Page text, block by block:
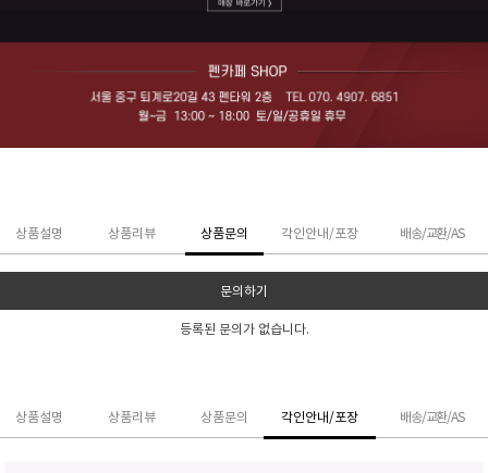
상품설명 상품리뷰 상품문의 각인안내/포장 배송/교환/AS
문의하기
등록된 문의가 없습니다.
상품설명 상품리뷰 상품문의 각인안내/포장 배송/교환/AS